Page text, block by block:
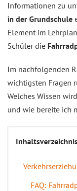
Informationen zu
in der Grundschule
Element im
Schüler die
Im nachfolgenden
wichtigsten Fragen
Welches Wissen
und wie bereite ich
FAQ: